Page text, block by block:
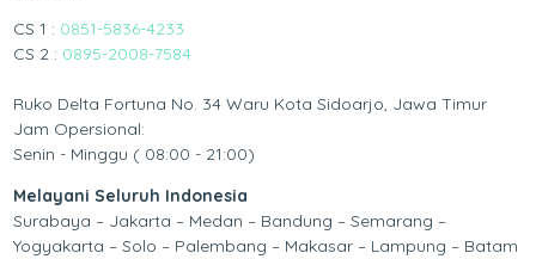
CS 1 : 0851-5836-4233
CS 2 : 0895-2008-7584
Ruko Delta Fortuna No. 34 Waru Kota Sidoarjo, Jawa Timur
Jam Opersional:
Senin - Minggu ( 08:00 - 21:00)
Melayani Seluruh Indonesia
Surabaya – Jakarta – Medan – Bandung – Semarang –
Yogyakarta – Solo – Palembang – Makasar – Lampung – Batam